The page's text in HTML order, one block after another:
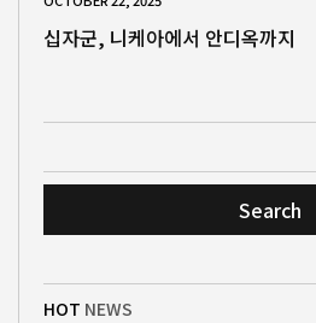
십자군, 니케아에서 안디옥까지
Search
HOT NEWS